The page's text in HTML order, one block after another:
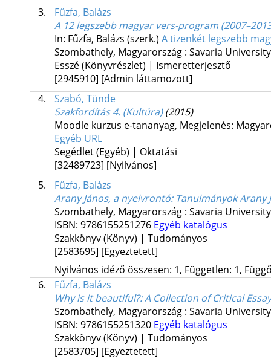
3.
Fűzfa, Balázs
A 12 legszebb magyar vers-program
In: Fűzfa, Balázs (szerk.) A tizenkét legszebb
Szombathely, Magyarország : Savaria
Esszé (Könyvrészlet) | Ismeretterjesztő
[2945910] [Admin láttamozott]
4.
Szabó, Tünde
Szakfordítás 4. (Kultúra) (2015)
Moodle kurzus e-tananyag, Megjelenés:
Egyéb URL
Segédlet (Egyéb) | Oktatási
[32489723] [Nyilvános]
5.
Fűzfa, Balázs
Arany János, a nyelvrontó: Tanulmányok Arany
Szombathely, Magyarország : Savaria
ISBN: 9786155251276 Egyéb katalógus
Szakkönyv (Könyv) | Tudományos
[2583695] [Egyeztetett]
Nyilvános idéző összesen: 1, Független: 1,
6.
Fűzfa, Balázs
Why is it beautiful?: A Collection of Critical
Szombathely, Magyarország : Savaria
ISBN: 9786155251320 Egyéb katalógus
Szakkönyv (Könyv) | Tudományos
[2583705] [Egyeztetett]